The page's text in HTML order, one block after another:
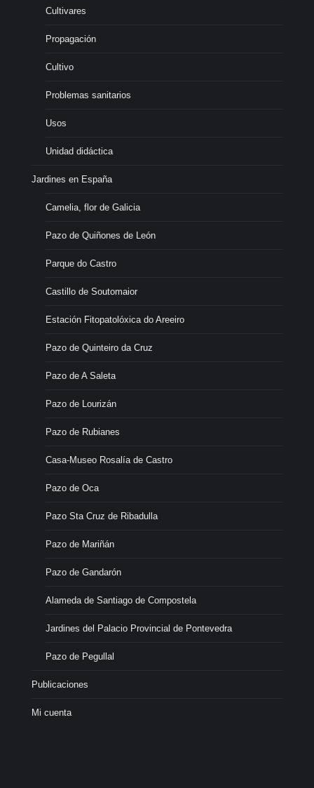
Cultivares
Propagación
Cultivo
Problemas sanitarios
Usos
Unidad didáctica
Jardines en España
Camelia, flor de Galicia
Pazo de Quiñones de León
Parque do Castro
Castillo de Soutomaior
Estación Fitopatolóxica do Areeiro
Pazo de Quinteiro da Cruz
Pazo de A Saleta
Pazo de Lourizán
Pazo de Rubianes
Casa-Museo Rosalía de Castro
Pazo de Oca
Pazo Sta Cruz de Ribadulla
Pazo de Mariñán
Pazo de Gandarón
Alameda de Santiago de Compostela
Jardines del Palacio Provincial de Pontevedra
Pazo de Pegullal
Publicaciones
Mi cuenta